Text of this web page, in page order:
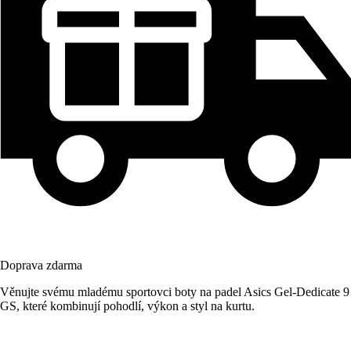
Doprava zdarma
Věnujte svému mladému sportovci boty na padel Asics Gel-Dedicate 9
GS, které kombinují pohodlí, výkon a styl na kurtu.